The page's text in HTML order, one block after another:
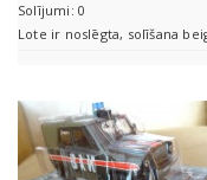
Solījumi: 0
Lote ir noslēgta, solīšana